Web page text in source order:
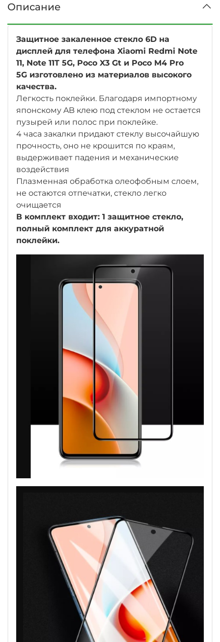
Описание
Защитное закаленное стекло 6D на
дисплей для телефона Xiaomi Redmi Note
11, Note 11T 5G, Poco X3 Gt и Poco M4 Pro
5G изготовлено из материалов высокого
качества.
Легкость поклейки. Благодаря импортному
японскому AB клею под стеклом не остается
пузырей или полос при поклейке.
4 часа закалки придают стеклу высочайшую
прочность, оно не крошится по краям,
выдерживает падения и механические
воздействия
Плазменная обработка олеофобным слоем,
не остаются отпечатки, стекло легко
очищается
В комплект входит: 1 защитное стекло,
полный комплект для аккуратной
поклейки.